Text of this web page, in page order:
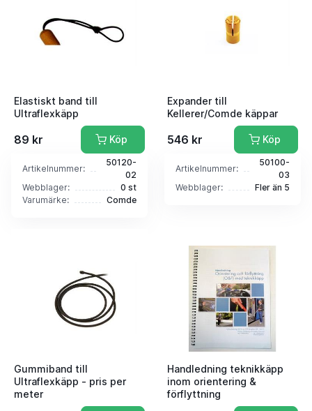
Elastiskt band till
Ultraflexkäpp
89 kr Köp
Artikelnummer:
50120-
02
Webblager:
0 st
Varumärke:
Comde
Expander till
Kellerer/Comde käppar
546 kr Köp
Artikelnummer:
50100-
03
Webblager:
Fler än 5
Gummiband till
Ultraflexkäpp - pris per
meter
Handledning teknikkäpp
inom orientering &
förflyttning